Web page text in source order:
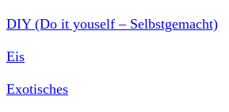
DIY (Do it youself – Selbstgemacht)
Eis
Exotisches